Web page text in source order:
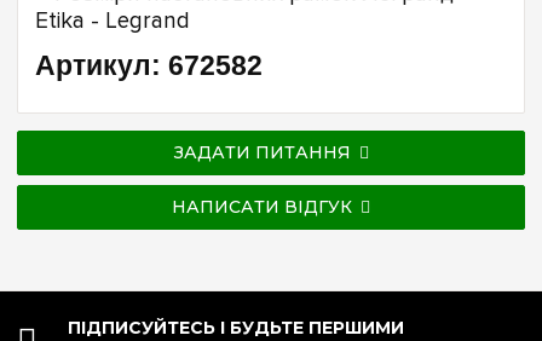
Артикул: 672582
ЗАДАТИ ПИТАННЯ
НАПИСАТИ ВІДГУК
ПІДПИСУЙТЕСЬ І БУДЬТЕ ПЕРШИМИ